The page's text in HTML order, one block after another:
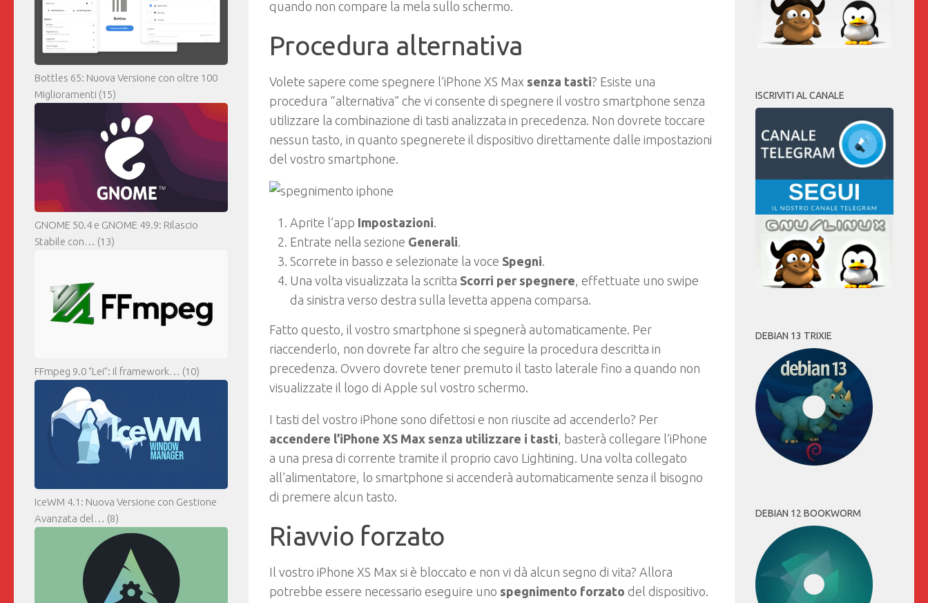
quando non compare la mela sullo schermo.
Procedura alternativa
Volete sapere come spegnere l’iPhone XS Max senza tasti? Esiste una
procedura “alternativa” che vi consente di spegnere il vostro smartphone senza
utilizzare la combinazione di tasti analizzata in precedenza. Non dovrete toccare
nessun tasto, in quanto spegnerete il dispositivo direttamente dalle impostazioni
del vostro smartphone.
Aprite l’app Impostazioni.
Entrate nella sezione Generali.
Scorrete in basso e selezionate la voce Spegni.
Una volta visualizzata la scritta Scorri per spegnere, effettuate uno swipe
da sinistra verso destra sulla levetta appena comparsa.
Fatto questo, il vostro smartphone si spegnerà automaticamente. Per
riaccenderlo, non dovrete far altro che seguire la procedura descritta in
precedenza. Ovvero dovrete tener premuto il tasto laterale fino a quando non
visualizzate il logo di Apple sul vostro schermo.
I tasti del vostro iPhone sono difettosi e non riuscite ad accenderlo? Per
accendere l’iPhone XS Max senza utilizzare i tasti, basterà collegare l’iPhone
a una presa di corrente tramite il proprio cavo Lightining. Una volta collegato
all’alimentatore, lo smartphone si accenderà automaticamente senza il bisogno
di premere alcun tasto.
Riavvio forzato
Il vostro iPhone XS Max si è bloccato e non vi dà alcun segno di vita? Allora
potrebbe essere necessario eseguire uno spegnimento forzato del dispositivo.
Bottles 65: Nuova Versione con oltre 100
Miglioramenti (15)
GNOME 50.4 e GNOME 49.9: Rilascio
Stabile con… (13)
FFmpeg 9.0 “Lei”: il framework… (10)
IceWM 4.1: Nuova Versione con Gestione
Avanzata del… (8)
ISCRIVITI AL CANALE
DEBIAN 13 TRIXIE
DEBIAN 12 BOOKWORM